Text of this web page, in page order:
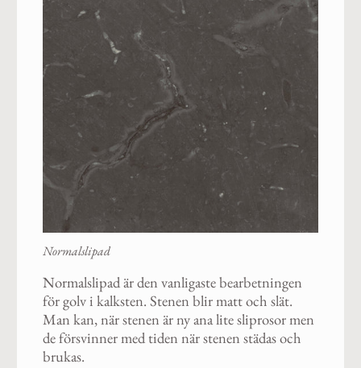
Normalslipad
Normalslipad är den vanligaste bearbetningen
för golv i kalksten. Stenen blir matt och slät.
Man kan, när stenen är ny ana lite sliprosor men
de försvinner med tiden när stenen städas och
brukas.